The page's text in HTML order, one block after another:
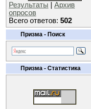
Результаты
Архив
опросов
Всего ответов: 502
Призма - Поиск
Призма - Статистика